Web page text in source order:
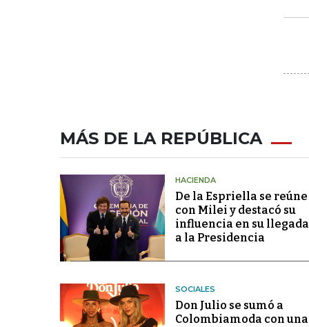
MÁS DE LA REPÚBLICA
HACIENDA
De la Espriella se reúne
con Milei y destacó su
influencia en su llegada
a la Presidencia
SOCIALES
Don Julio se sumó a
Colombiamoda con una